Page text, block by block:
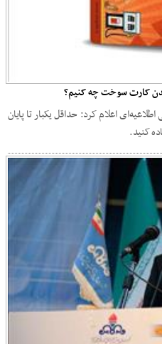
کارت سوخت چه کنیم؟
اعلام کرد: حداقل یکبار تا پایان